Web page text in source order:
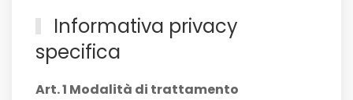
Informativa privacy
specifica
Art. 1 Modalità di trattamento